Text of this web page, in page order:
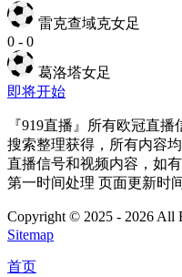
雷克查域克女足
0 - 0
葛洛塔女足
即将开始
『919直播』所有欧冠直
搜索整理获得，所有内容
直播信号和视频内容，如
第一时间处理 页面更新时
Copyright © 2025 - 2026 All
Sitemap
首页